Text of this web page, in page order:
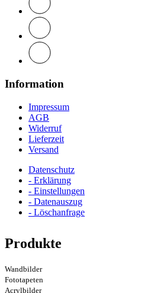
Information
Impressum
AGB
Widerruf
Lieferzeit
Versand
Datenschutz
- Erklärung
- Einstellungen
- Datenauszug
- Löschanfrage
Produkte
Wandbilder
Fototapeten
Acrylbilder